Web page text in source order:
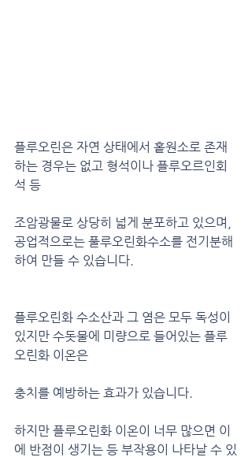
플루오린은 자연 상태에서 홑원소로 존재
하는 경우는 없고 형석이나 플루오르인회
석 등
조암광물로 상당히 넓게 분포하고 있으며,
공업적으로는 풀루오린화수소를 전기분해
하여 만들 수 있습니다.
플루오린화 수소산과 그 염은 모두 독성이
있지만 수돗물에 미량으로 들어있는 플루
오린화 이온은
충치를 예방하는 효과가 있습니다.
하지만 플루오린화 이온이 너무 많으면 이
에 반점이 생기는 등 부작용이 나타날 수 있